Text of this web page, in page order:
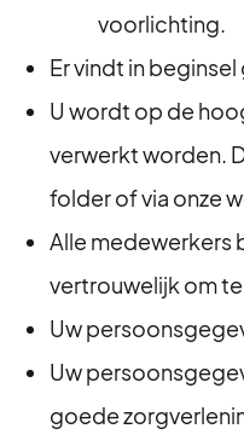
voorlichting.
⁠Er vindt in
U wordt op de
verwerkt worden.
folder of via onze
Alle medewerkers
vertrouwelijk om
Uw
⁠Uw
goede